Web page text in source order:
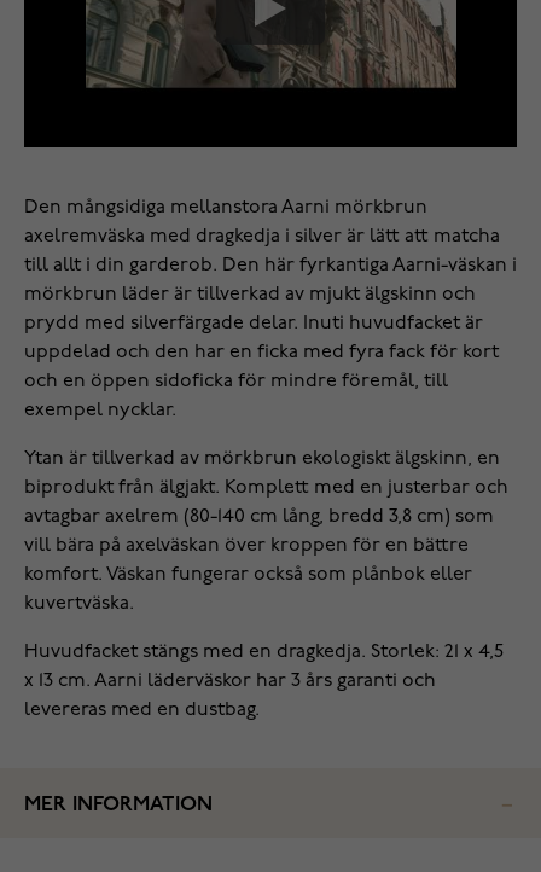
Den mångsidiga mellanstora Aarni mörkbrun
axelremväska med dragkedja i silver är lätt att matcha
till allt i din garderob. Den här fyrkantiga Aarni-väskan i
mörkbrun läder är tillverkad av mjukt älgskinn och
prydd med silverfärgade delar. Inuti huvudfacket är
uppdelad och den har en ficka med fyra fack för kort
och en öppen sidoficka för mindre föremål, till
exempel nycklar.
Ytan är tillverkad av mörkbrun ekologiskt älgskinn, en
biprodukt från älgjakt. Komplett med en justerbar och
avtagbar axelrem (80-140 cm lång, bredd 3,8 cm) som
vill bära på axelväskan över kroppen för en bättre
komfort. Väskan fungerar också som plånbok eller
kuvertväska.
Huvudfacket stängs med en dragkedja. Storlek: 21 x 4,5
x 13 cm. Aarni läderväskor har 3 års garanti och
levereras med en dustbag.
MER INFORMATION